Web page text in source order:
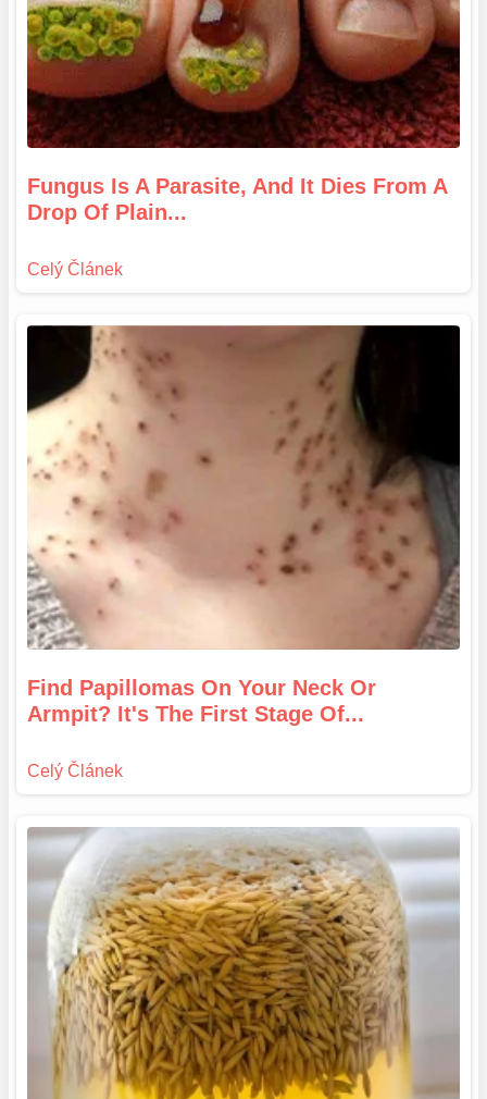
Fungus Is A Parasite, And It Dies From A
Drop Of Plain...
Find Papillomas On Your Neck Or
Armpit? It's The First Stage Of...